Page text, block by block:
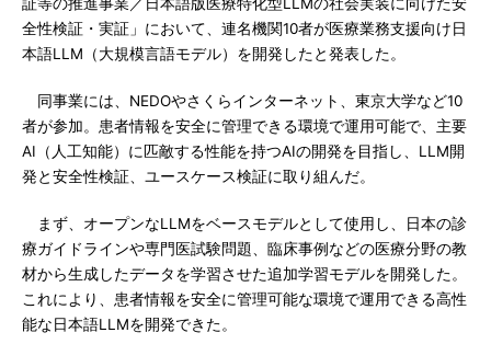
全性検証・実証」において、連名機関10者が医療業務支援向け日
本語LLM（大規模言語モデル）を開発したと発表した。
同事業には、NEDOやさくらインターネット、東京大学など10
者が参加。患者情報を安全に管理できる環境で運用可能で、主要
AI（人工知能）に匹敵する性能を持つAIの開発を目指し、LLM開
発と安全性検証、ユースケース検証に取り組んだ。
まず、オープンなLLMをベースモデルとして使用し、日本の診
療ガイドラインや専門医試験問題、臨床事例などの医療分野の教
材から生成したデータを学習させた追加学習モデルを開発した。
これにより、患者情報を安全に管理可能な環境で運用できる高性
能な日本語LLMを開発できた。